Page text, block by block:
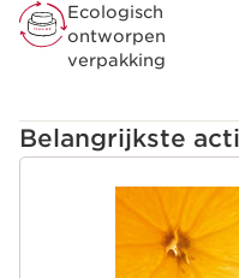
Ecologisch
ontworpen
verpakking
Belangrijkste
DOORGAAN NAAR